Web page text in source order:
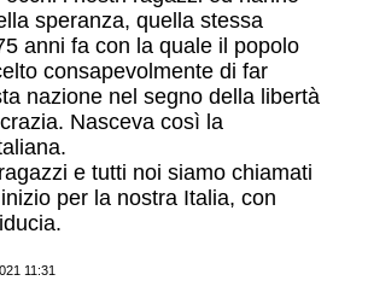
speranza, quella stessa
anni fa con la quale il popolo
consapevolmente di far
nazione nel segno della libertà
Nasceva così la
e tutti noi siamo chiamati
per la nostra Italia, con
11:31